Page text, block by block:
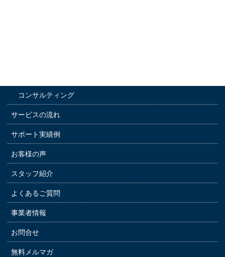
コンサルティング
サービスの流れ
サポート実績例
お客様の声
スタッフ紹介
よくあるご質問
事業者情報
お問合せ
無料メルマガ